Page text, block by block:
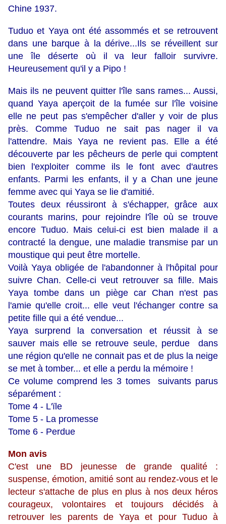
Chine 1937.
Tuduo et Yaya ont été assommés et se retrouvent
dans une barque à la dérive...Ils se réveillent sur
une île déserte où il va leur falloir survivre.
Heureusement qu'il y a Pipo !
Mais ils ne peuvent quitter l'île sans rames... Aussi,
quand Yaya aperçoit de la fumée sur l'île voisine
elle ne peut pas s'empêcher d'aller y voir de plus
près. Comme Tuduo ne sait pas nager il va
l'attendre. Mais Yaya ne revient pas. Elle a été
découverte par les pêcheurs de perle qui comptent
bien l'exploiter comme ils le font avec d'autres
enfants. Parmi les enfants, il y a Chan une jeune
femme avec qui Yaya se lie d'amitié.
Toutes deux réussiront à s'échapper, grâce aux
courants marins, pour rejoindre l'île où se trouve
encore Tuduo. Mais celui-ci est bien malade il a
contracté la dengue, une maladie transmise par un
moustique qui peut être mortelle.
Voilà Yaya obligée de l'abandonner à l'hôpital pour
suivre Chan. Celle-ci veut retrouver sa fille. Mais
Yaya tombe dans un piège car Chan n'est pas
l'amie qu'elle croit... elle veut l'échanger contre sa
petite fille qui a été vendue...
Yaya surprend la conversation et réussit à se
sauver mais elle se retrouve seule, perdue dans
une région qu'elle ne connait pas et de plus la neige
se met à tomber... et elle a perdu la mémoire !
Ce volume comprend les 3 tomes suivants parus
séparément :
Tome 4 - L'ïle
Tome 5 - La promesse
Tome 6 - Perdue
Mon avis
C'est une BD jeunesse de grande qualité :
suspense, émotion, amitié sont au rendez-vous et le
lecteur s'attache de plus en plus à nos deux héros
courageux, volontaires et toujours décidés à
retrouver les parents de Yaya et pour Tuduo à